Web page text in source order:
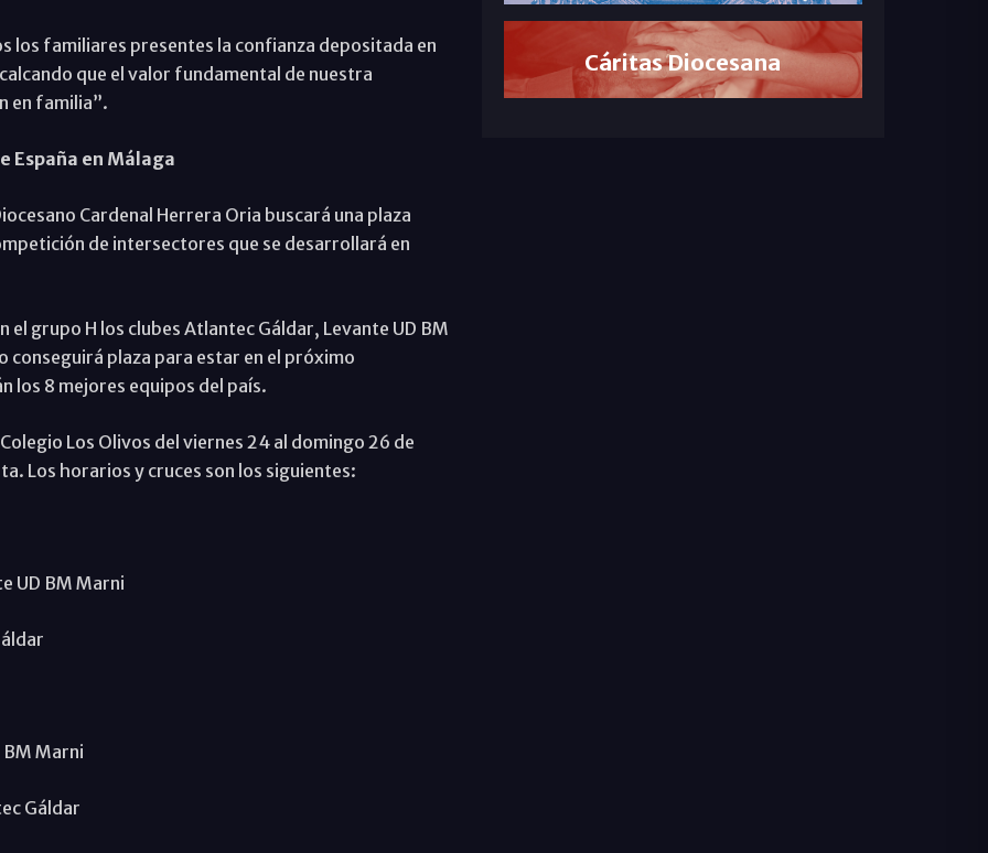
familiares presentes la confianza depositada en
que el valor fundamental de nuestra
en familia”.
España en Málaga
Cardenal Herrera Oria buscará una plaza
de intersectores que se desarrollará en
grupo H los clubes Atlantec Gáldar, Levante UD BM
conseguirá plaza para estar en el próximo
los 8 mejores equipos del país.
Los Olivos del viernes 24 al domingo 26 de
Los horarios y cruces son los siguientes:
UD BM Marni
BM Marni
Gáldar
Cáritas Diocesana